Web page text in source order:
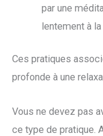
par une
lentement à
Ces pratiques
profonde à une
Vous ne devez pas
ce type de pratique.